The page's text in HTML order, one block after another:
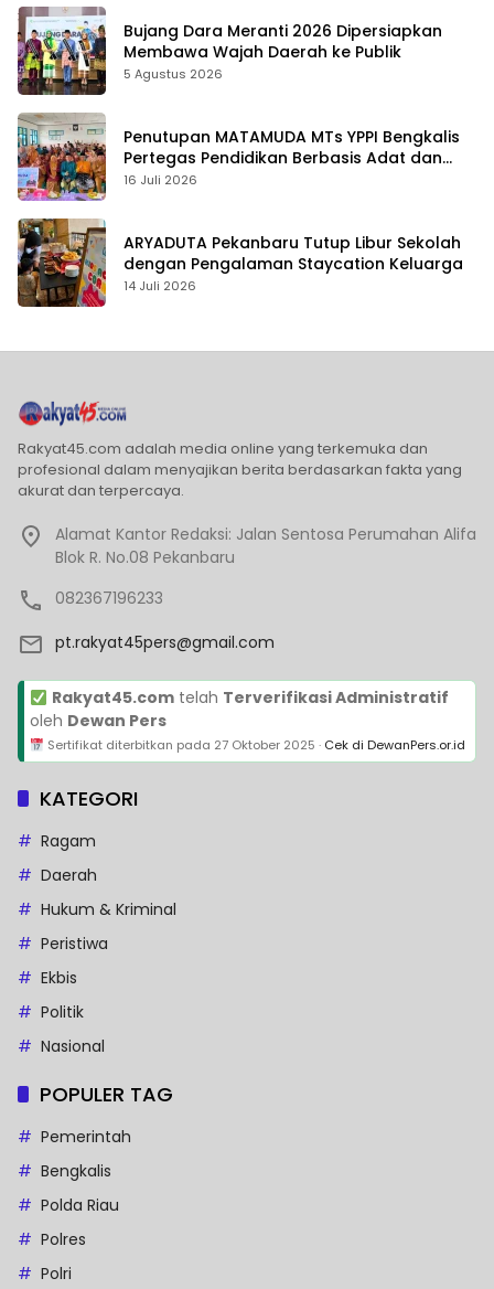
Bujang Dara Meranti 2026 Dipersiapkan
Membawa Wajah Daerah ke Publik
5 Agustus 2026
Penutupan MATAMUDA MTs YPPI Bengkalis
Pertegas Pendidikan Berbasis Adat dan
Karakter
16 Juli 2026
ARYADUTA Pekanbaru Tutup Libur Sekolah
dengan Pengalaman Staycation Keluarga
14 Juli 2026
Rakyat45.com adalah media online yang terkemuka dan
profesional dalam menyajikan berita berdasarkan fakta yang
akurat dan terpercaya.
Alamat Kantor Redaksi: Jalan Sentosa Perumahan Alifa
Blok R. No.08 Pekanbaru
082367196233
pt.rakyat45pers@gmail.com
Rakyat45.comtelah Terverifikasi Administratif
oleh Dewan Pers
Sertifikat diterbitkan pada 27 Oktober 2025 · Cek di DewanPers.or.id
KATEGORI
Ragam
Daerah
Hukum & Kriminal
Peristiwa
Ekbis
Politik
Nasional
POPULER TAG
Pemerintah
Bengkalis
Polda Riau
Polres
Polri